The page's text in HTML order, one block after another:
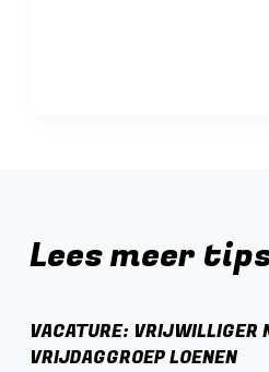
Lees meer
VACATURE: VRIJWILLIGER
VRIJDAGGROEP LOENEN